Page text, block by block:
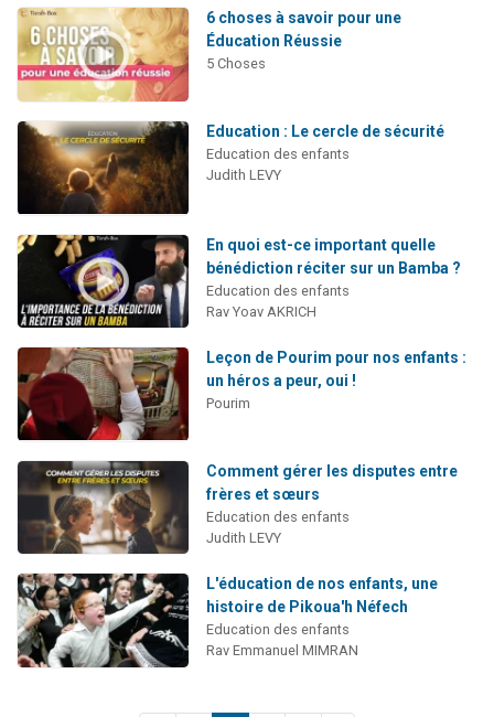
6 choses à savoir pour une
Éducation Réussie
5 Choses
Education : Le cercle de sécurité
Education des enfants
Judith LEVY
En quoi est-ce important quelle
bénédiction réciter sur un Bamba ?
Education des enfants
Rav Yoav AKRICH
Leçon de Pourim pour nos enfants :
un héros a peur, oui !
Pourim
Comment gérer les disputes entre
frères et sœurs
Education des enfants
Judith LEVY
L'éducation de nos enfants, une
histoire de Pikoua'h Néfech
Education des enfants
Rav Emmanuel MIMRAN